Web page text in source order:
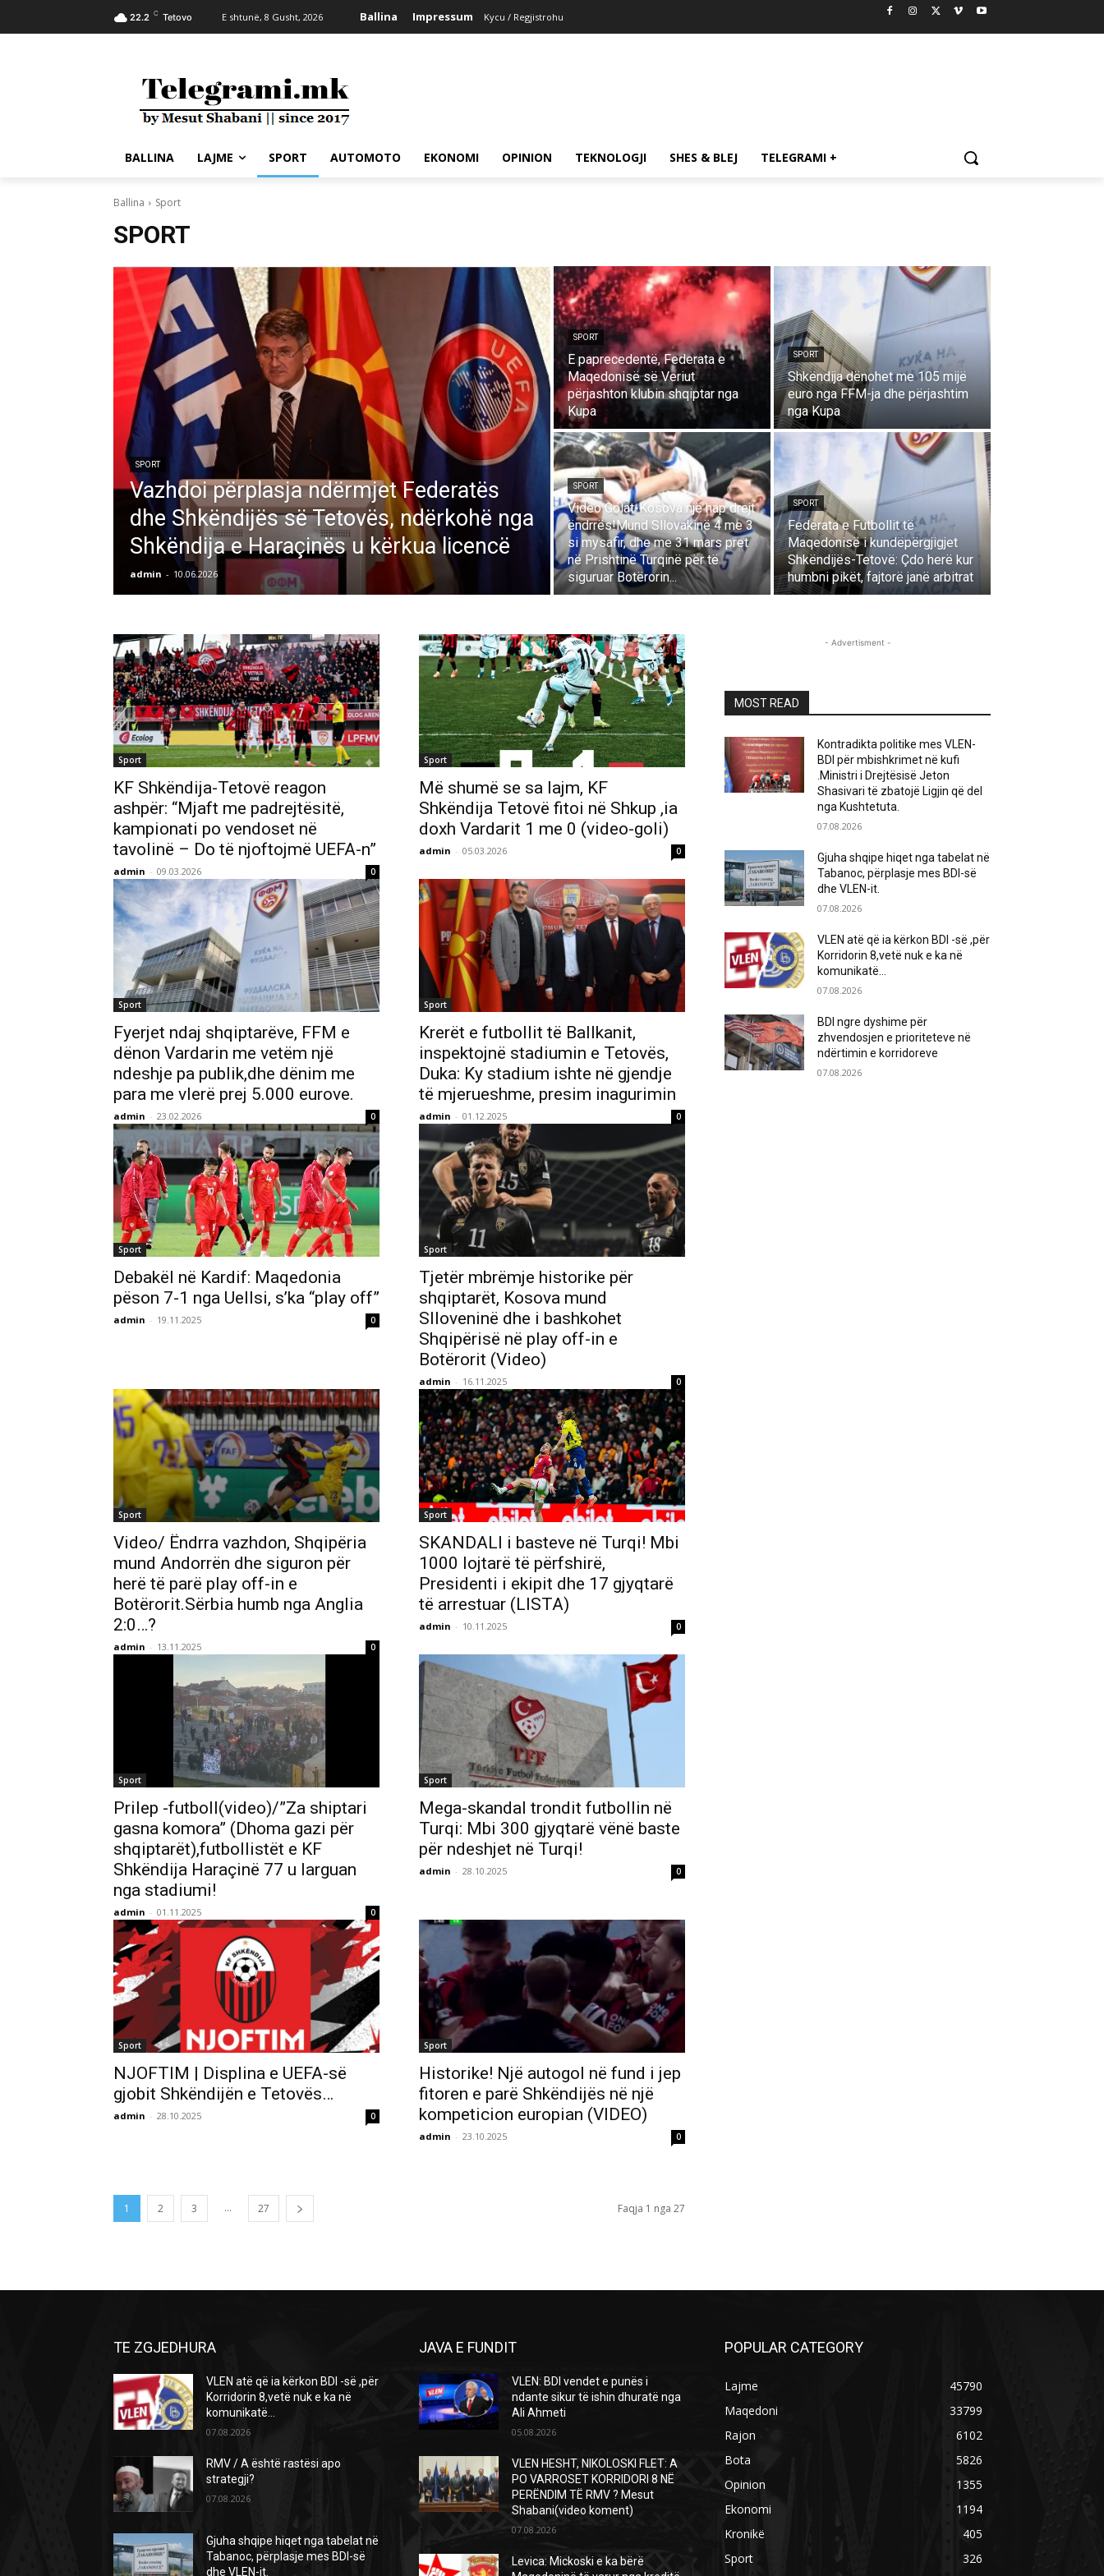
22.2 C Tetovo E shtunë, 8 Gusht, 2026 Ballina Impressum Kycu / Regjistrohu
BALLINA LAJME SPORT AUTOMOTO EKONOMI OPINION TEKNOLOGJI SHES & BLEJ TELEGRAMI +
Ballina Sport
SPORT
SPORT
Vazhdoi përplasja ndërmjet Federatës
dhe Shkëndijës së Tetovës, ndërkohë nga
Shkëndija e Haraçinës u kërkua licencë
admin - 10.06.2026
SPORT
E paprecedentë, Federata e
Maqedonisë së Veriut
përjashton klubin shqiptar nga
Kupa
SPORT
Shkëndija dënohet me 105 mijë
euro nga FFM-ja dhe përjashtim
nga Kupa
SPORT
Video Golat-Kosova një hap drejt
ëndrrës!Mund Sllovakinë 4 me 3
si mysafir, dhe me 31 mars pret
në Prishtinë Turqinë për të
siguruar Botërorin...
SPORT
Federata e Futbollit të
Maqedonisë i kundëpërgjigjet
Shkëndijës-Tetovë: Çdo herë kur
humbni pikët, fajtorë janë arbitrat
Sport
KF Shkëndija-Tetovë reagon
ashpër: “Mjaft me padrejtësitë,
kampionati po vendoset në
tavolinë – Do të njoftojmë UEFA-n”
admin - 09.03.2026 0
Sport
Më shumë se sa lajm, KF
Shkëndija Tetovë fitoi në Shkup ,ia
doxh Vardarit 1 me 0 (video-goli)
admin - 05.03.2026 0
Sport
Fyerjet ndaj shqiptarëve, FFM e
dënon Vardarin me vetëm një
ndeshje pa publik,dhe dënim me
para me vlerë prej 5.000 eurove.
admin - 23.02.2026 0
Sport
Krerët e futbollit të Ballkanit,
inspektojnë stadiumin e Tetovës,
Duka: Ky stadium ishte në gjendje
të mjerueshme, presim inagurimin
admin - 01.12.2025 0
Sport
Debakël në Kardif: Maqedonia
pëson 7-1 nga Uellsi, s’ka “play off”
admin - 19.11.2025 0
Sport
Tjetër mbrëmje historike për
shqiptarët, Kosova mund
Slloveninë dhe i bashkohet
Shqipërisë në play off-in e
Botërorit (Video)
admin - 16.11.2025 0
Sport
Video/ Ëndrra vazhdon, Shqipëria
mund Andorrën dhe siguron për
herë të parë play off-in e
Botërorit.Sërbia humb nga Anglia
2:0…?
admin - 13.11.2025 0
Sport
SKANDALI i basteve në Turqi! Mbi
1000 lojtarë të përfshirë,
Presidenti i ekipit dhe 17 gjyqtarë
të arrestuar (LISTA)
admin - 10.11.2025 0
Sport
Prilep -futboll(video)/”Za shiptari
gasna komora” (Dhoma gazi për
shqiptarët),futbollistët e KF
Shkëndija Haraçinë 77 u larguan
nga stadiumi!
admin - 01.11.2025 0
Sport
Mega-skandal trondit futbollin në
Turqi: Mbi 300 gjyqtarë vënë baste
për ndeshjet në Turqi!
admin - 28.10.2025 0
Sport
NJOFTIM | Displina e UEFA-së
gjobit Shkëndijën e Tetovës…
admin - 28.10.2025 0
Sport
Historike! Një autogol në fund i jep
fitoren e parë Shkëndijës në një
kompeticion europian (VIDEO)
admin - 23.10.2025 0
1 2 3 ... 27 Faqja 1 nga 27
- Advertisment -
MOST READ
Kontradikta politike mes VLEN-
BDI për mbishkrimet në kufi
.Ministri i Drejtësisë Jeton
Shasivari të zbatojë Ligjin që del
nga Kushtetuta.
07.08.2026
Gjuha shqipe hiqet nga tabelat në
Tabanoc, përplasje mes BDI-së
dhe VLEN-it.
07.08.2026
VLEN atë që ia kërkon BDI -së ,për
Korridorin 8,vetë nuk e ka në
komunikatë…
07.08.2026
BDI ngre dyshime për
zhvendosjen e prioriteteve në
ndërtimin e korridoreve
07.08.2026
TE ZGJEDHURA
VLEN atë që ia kërkon BDI -së ,për
Korridorin 8,vetë nuk e ka në
komunikatë…
07.08.2026
RMV / A është rastësi apo
strategji?
07.08.2026
Gjuha shqipe hiqet nga tabelat në
Tabanoc, përplasje mes BDI-së
dhe VLEN-it.
JAVA E FUNDIT
VLEN: BDI vendet e punës i
ndante sikur të ishin dhuratë nga
Ali Ahmeti
05.08.2026
VLEN HESHT, NIKOLOSKI FLET: A
PO VARROSET KORRIDORI 8 NË
PERËNDIM TË RMV ? Mesut
Shabani(video koment)
07.08.2026
Levica: Mickoski e ka bërë
POPULAR CATEGORY
Lajme
45790
Maqedoni
33799
Rajon
6102
Bota
5826
Opinion
1355
Ekonomi
1194
Kronikë
405
Sport
326